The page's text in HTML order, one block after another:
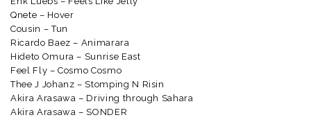
Qnete – Hover
Cousin – Tun
Ricardo Baez – Animarara
Hideto Omura – Sunrise East
Feel Fly – Cosmo Cosmo
Thee J Johanz – Stomping N Risin
Akira Arasawa – Driving through Sahara
Akira Arasawa – SONDER